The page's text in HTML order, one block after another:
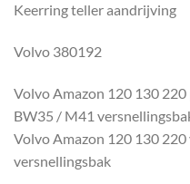
Keerring teller aandrijving
Volvo 380192
Volvo Amazon 120 130
BW35 / M41
Volvo Amazon 120 130
versnellingsbak